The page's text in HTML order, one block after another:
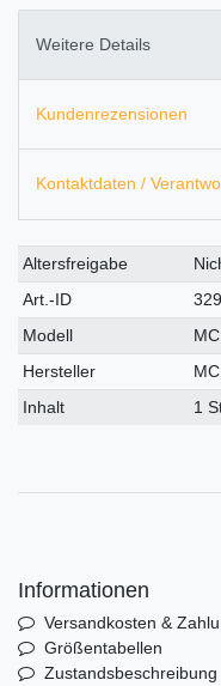
Weitere Details
Kundenrezensionen
Kontaktdaten /
Technisches
Merkmal
Wert
Altersfreigabe
Art.-ID
Modell
Hersteller
Inhalt
1
Informationen
Versandkosten &
Größentabellen
Zustandsbeschreibung